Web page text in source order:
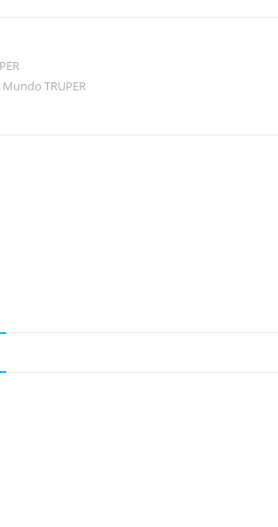
Mundo TRUPER